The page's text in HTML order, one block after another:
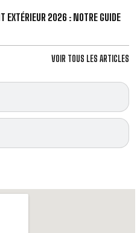
EXTÉRIEUR 2026 : NOTRE GUIDE
VOIR TOUS LES ARTICLES